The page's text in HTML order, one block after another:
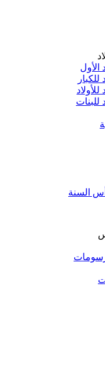
الأول
للبنات
السنة
رسومات